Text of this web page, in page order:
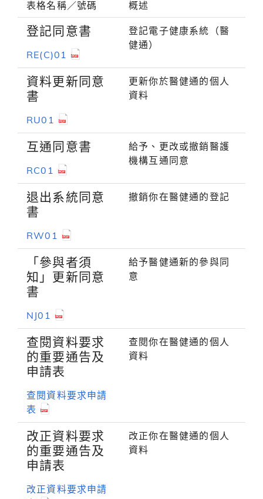
表格名稱／號碼 概述
登記同意書
RE(C)01
登記電子健康系統（醫
健通）
資料更新同意
書
RU01
更新你於醫健通的個人
資料
互通同意書
RC01
給予、更改或撤銷醫護
機構互通同意
退出系統同意
書
RW01
撤銷你在醫健通的登記
「參與者須
知」更新同意
書
NJ01
給予醫健通新的參與同
意
查閱資料要求
的重要通告及
申請表
查閱資料要求申請
表
查閱你在醫健通的個人
資料
改正資料要求
的重要通告及
申請表
改正資料要求申請
改正你在醫健通的個人
資料